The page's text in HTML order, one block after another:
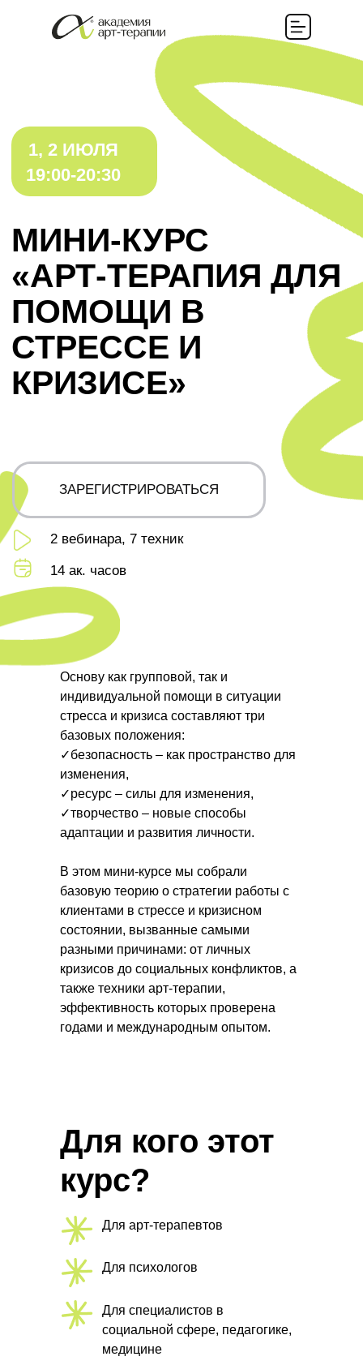
19:00-20:30
ЗАРЕГИСТРИРОВАТЬСЯ
2 вебинара, 7 техник
МИНИ-КУРС
«АРТ-ТЕРАПИЯ ДЛЯ
ПОМОЩИ В
СТРЕССЕ И
КРИЗИСЕ»
Основу как групповой, так и
индивидуальной помощи в ситуации
стресса и кризиса составляют три
базовых положения:
✓безопасность – как пространство для
изменения,
✓ресурс – силы для изменения,
✓творчество – новые способы
адаптации и развития личности.
В этом мини-курсе мы собрали
базовую теорию о стратегии работы с
клиентами в стрессе и кризисном
состоянии, вызванные самыми
разными причинами: от личных
кризисов до социальных конфликтов, а
также техники арт-терапии,
эффективность которых проверена
годами и международным опытом.
Для специалистов в
социальной сфере, педагогике,
медицине
Для психологов
Для арт-терапевтов
Для кого этот
курс?
арт-терапевтической сессии
Сборник из 7 техник арт-терапии
2 вебинара: 1, 2 июля 19:00-20:30
Доступ к материалам курса 6
Сертификат
Что входит в
курс?